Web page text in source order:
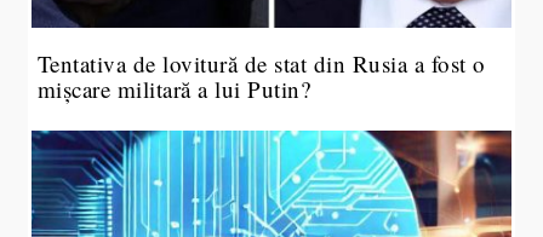
Tentativa de lovitură de stat din Rusia a fost o
mișcare militară a lui Putin?